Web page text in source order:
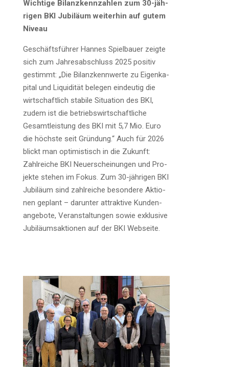
Wich­ti­ge Bilanz­kenn­zah­len zum 30-jäh­
ri­gen BKI Jubi­lä­um wei­ter­hin auf gutem
Niveau
Geschäfts­füh­rer Han­nes Spiel­bau­er zeig­te
sich zum Jah­res­ab­schluss 2025 posi­tiv
gestimmt: „Die Bilanz­kenn­wer­te zu Eigen­ka­
pi­tal und Liqui­di­tät bele­gen ein­deu­tig die
wirt­schaft­lich sta­bi­le Situa­ti­on des BKI,
zudem ist die betriebs­wirt­schaft­li­che
Gesamt­leis­tung des BKI mit 5,7 Mio. Euro
die höchs­te seit Grün­dung.“ Auch für 2026
blickt man opti­mis­tisch in die Zukunft:
Zahl­rei­che BKI Neu­erschei­nun­gen und Pro­
jek­te ste­hen im Fokus. Zum 30-jäh­ri­gen BKI
Jubi­lä­um sind zahl­rei­che beson­de­re Aktio­
nen geplant – dar­un­ter attrak­ti­ve Kun­den­
an­ge­bo­te, Ver­an­stal­tun­gen sowie exklu­si­ve
Jubi­lä­ums­ak­tio­nen auf der BKI Webseite.